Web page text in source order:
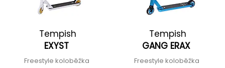
Tempish
EXYST
Freestyle koloběžka
Tempish
GANG ERAX
Freestyle koloběžka